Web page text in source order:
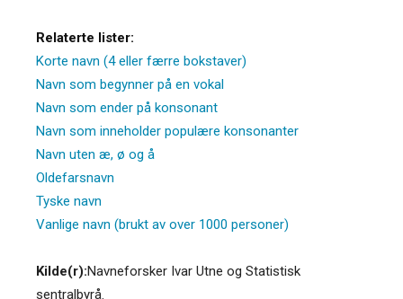
Relaterte lister:
Korte navn (4 eller færre bokstaver)
Navn som begynner på en vokal
Navn som ender på konsonant
Navn som inneholder populære konsonanter
Navn uten æ, ø og å
Oldefarsnavn
Tyske navn
Vanlige navn (brukt av over 1000 personer)
Kilde(r):Navneforsker Ivar Utne og Statistisk
sentralbyrå.